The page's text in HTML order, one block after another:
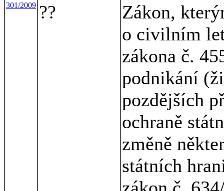
301/2009 ??
Zákon,
o civilním
zákona č.
podnikání
pozdějších
ochraně
změně
státních